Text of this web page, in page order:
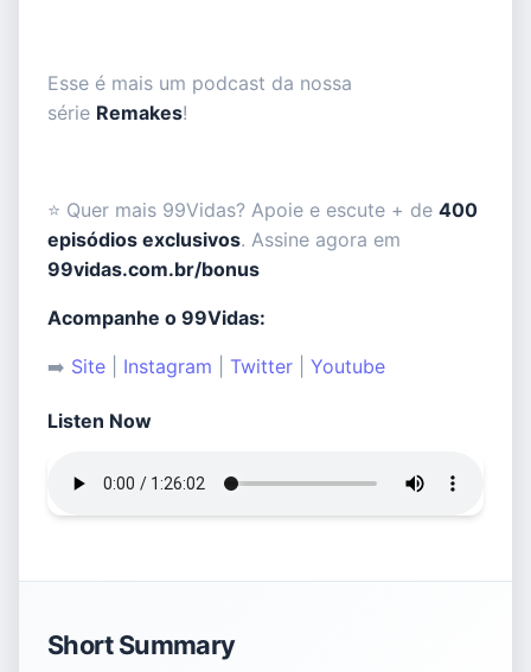
Esse é mais um podcast da nossa
série ⁠ Remakes!
⭐ Quer mais 99Vidas? Apoie e escute + de 400
episódios exclusivos. Assine agora em
99vidas.com.br/bonus
Acompanhe o 99Vidas:
➡️ ⁠⁠⁠⁠⁠⁠⁠⁠Site⁠⁠⁠⁠⁠⁠⁠⁠ ⁠⁠⁠⁠⁠⁠⁠⁠Instagram⁠⁠⁠⁠⁠⁠⁠⁠ ⁠⁠⁠⁠⁠⁠⁠⁠Twitter⁠⁠⁠⁠⁠⁠⁠⁠ ⁠⁠⁠⁠⁠⁠⁠⁠Youtube⁠
Listen Now
Short Summary